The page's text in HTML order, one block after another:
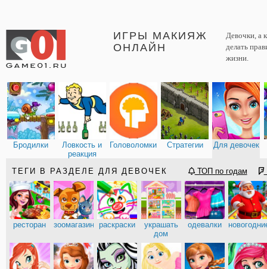
ИГРЫ МАКИЯЖ
ОНЛАЙН
Девочки, а
делать
жизни.
Бродилки
Ловкость и
реакция
Головоломки Стратегии Для девочек
ТЕГИ В РАЗДЕЛЕ ДЛЯ ДЕВОЧЕК ТОП по годам
ресторан зоомагазин раскраски
украшать
дом
одевалки